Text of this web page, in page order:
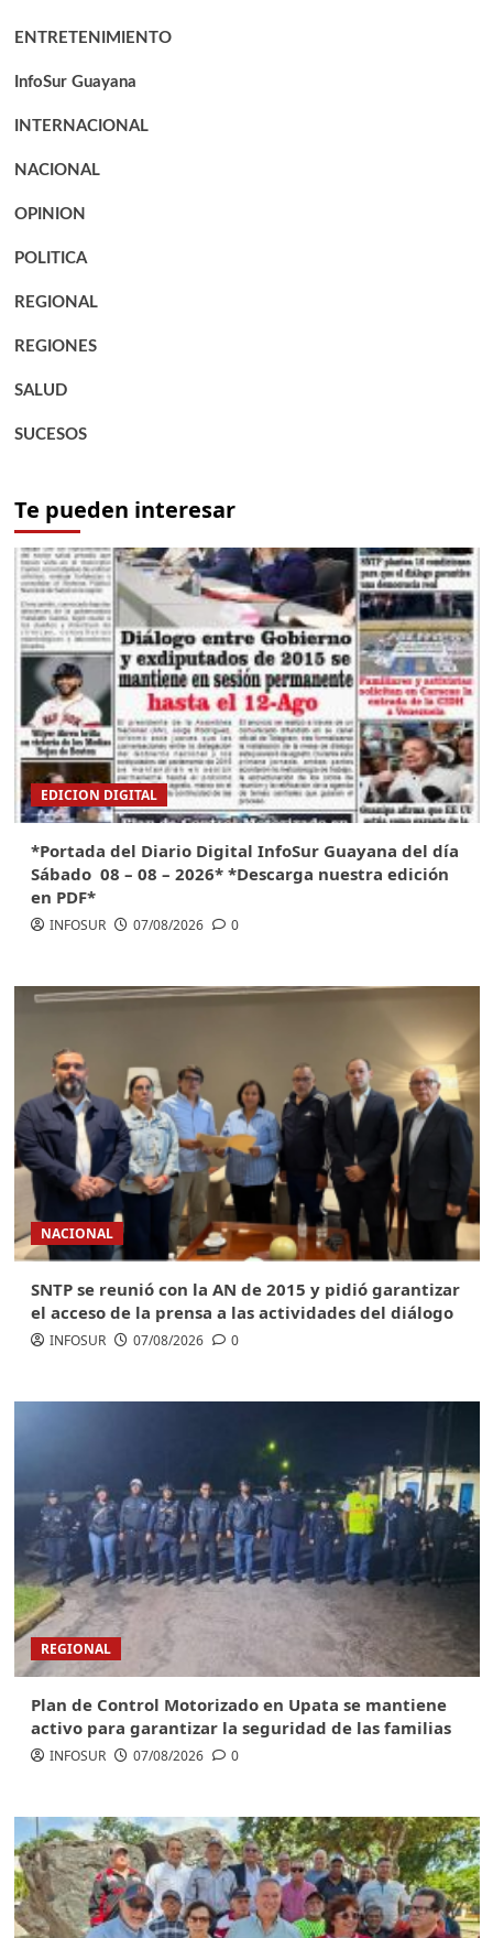
ENTRETENIMIENTO
InfoSur Guayana
INTERNACIONAL
NACIONAL
OPINION
POLITICA
REGIONAL
REGIONES
SALUD
SUCESOS
Te pueden interesar
EDICION DIGITAL
*Portada del Diario Digital InfoSur Guayana del día
Sábado 08 – 08 – 2026* *Descarga nuestra edición
en PDF*
INFOSUR 07/08/2026 0
NACIONAL
SNTP se reunió con la AN de 2015 y pidió garantizar
el acceso de la prensa a las actividades del diálogo
INFOSUR 07/08/2026 0
REGIONAL
Plan de Control Motorizado en Upata se mantiene
activo para garantizar la seguridad de las familias
INFOSUR 07/08/2026 0